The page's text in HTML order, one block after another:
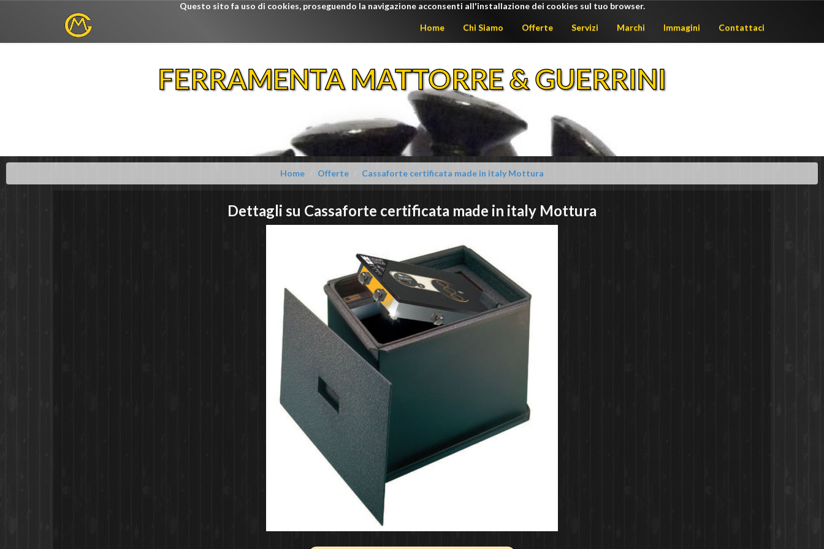
Questo sito fa uso di cookies, proseguendo la navigazione acconsenti all'installazione dei cookies sul tuo browser.
Home Chi Siamo Offerte Servizi Marchi Immagini Contattaci
FERRAMENTA MATTORRE & GUERRINI
Home Offerte Cassaforte certificata made in italy Mottura
Dettagli su Cassaforte certificata made in italy Mottura